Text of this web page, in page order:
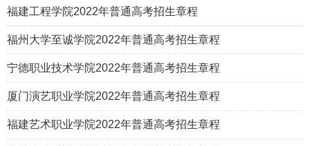
福建工程学院2022年普通高考招生章程
福州大学至诚学院2022年普通高考招生章程
宁德职业技术学院2022年普通高考招生章程
厦门演艺职业学院2022年普通高考招生章程
福建艺术职业学院2022年普通高考招生章程